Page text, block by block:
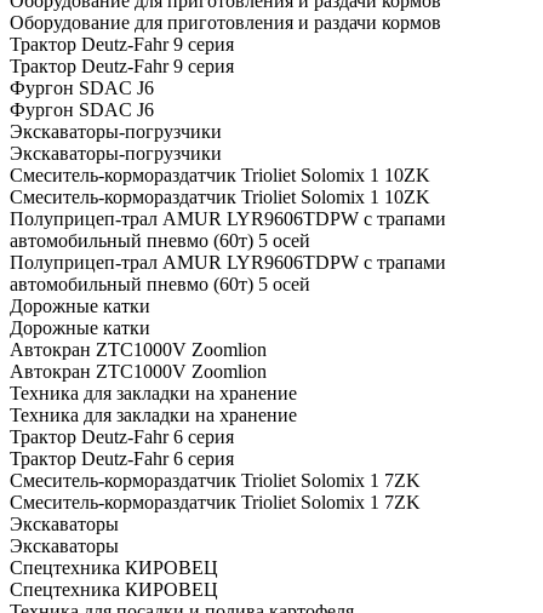
Оборудование для приготовления и раздачи кормов
Трактор Deutz-Fahr 9 серия
Трактор Deutz-Fahr 9 серия
Фургон SDAC J6
Фургон SDAC J6
Экскаваторы-погрузчики
Экскаваторы-погрузчики
Смеситель-кормораздатчик Trioliet Solomix 1 10ZK
Смеситель-кормораздатчик Trioliet Solomix 1 10ZK
Полуприцеп-трал AMUR LYR9606TDPW с трапами
автомобильный пневмо (60т) 5 осей
Полуприцеп-трал AMUR LYR9606TDPW с трапами
автомобильный пневмо (60т) 5 осей
Дорожные катки
Дорожные катки
Автокран ZTC1000V Zoomlion
Автокран ZTC1000V Zoomlion
Техника для закладки на хранение
Техника для закладки на хранение
Трактор Deutz-Fahr 6 серия
Трактор Deutz-Fahr 6 серия
Смеситель-кормораздатчик Trioliet Solomix 1 7ZK
Смеситель-кормораздатчик Trioliet Solomix 1 7ZK
Экскаваторы
Экскаваторы
Спецтехника КИРОВЕЦ
Спецтехника КИРОВЕЦ